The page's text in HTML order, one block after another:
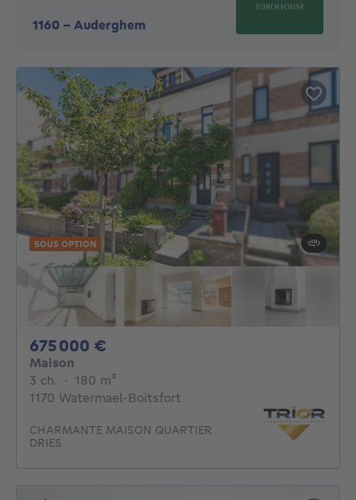
1160 - Auderghem
SOUS OPTION
675 000 €
Maison
3 ch. 3 chambres
· 180 m²
1170 Watermael-Boitsfort
CHARMANTE MAISON QUARTIER
DRIES